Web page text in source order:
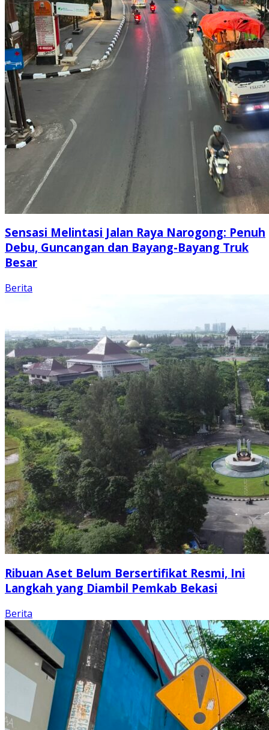
Sensasi Melintasi Jalan Raya Narogong: Penuh
Debu, Guncangan dan Bayang-Bayang Truk
Besar
Berita
Ribuan Aset Belum Bersertifikat Resmi, Ini
Langkah yang Diambil Pemkab Bekasi
Berita